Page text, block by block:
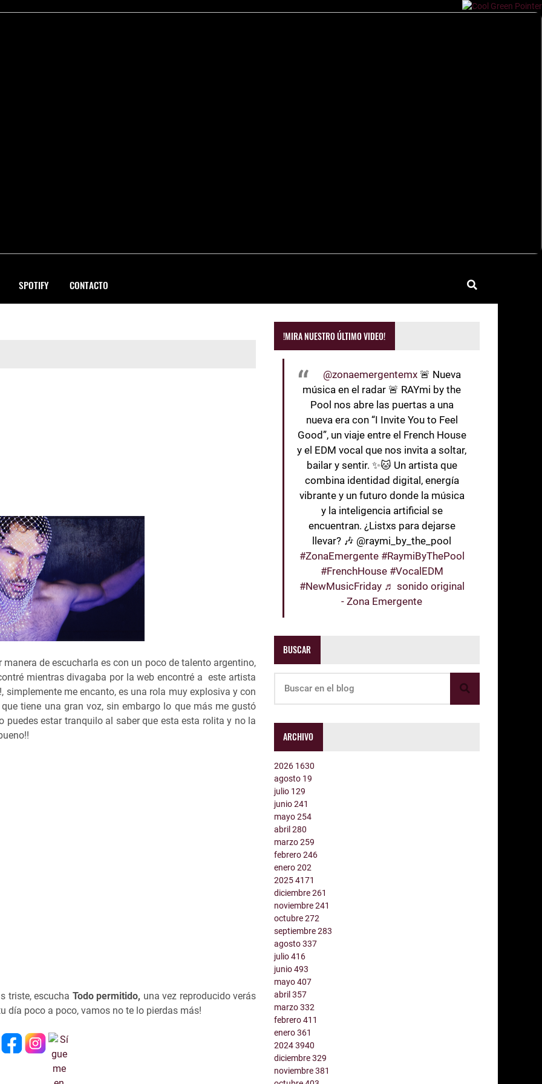
SPOTIFY CONTACTO
de escucharla es con un poco de talento argentino,
mientras divagaba por la web encontré a este artista
me encanto, es una rola muy explosiva y con
tiene una gran voz, sin embargo lo que más me gustó
puedes estar tranquilo al saber que esta esta rolita y no la
triste, escucha Todo permitido, una vez reproducido verás
día poco a poco, vamos no te lo pierdas más!
!MIRA NUESTRO ÚLTIMO VIDEO!
@zonaemergentemx 🚨 Nueva
música en el radar 🚨 RAYmi by the
Pool nos abre las puertas a una
nueva era con “I Invite You to Feel
Good”, un viaje entre el French House
y el EDM vocal que nos invita a soltar,
bailar y sentir. ✨🐱 Un artista que
combina identidad digital, energía
vibrante y un futuro donde la música
y la inteligencia artificial se
encuentran. ¿Listxs para dejarse
llevar? 🎶 @raymi_by_the_pool
#ZonaEmergente #RaymiByThePool
#FrenchHouse #VocalEDM
#NewMusicFriday ♬ sonido original
- Zona Emergente
BUSCAR
ARCHIVO
2026 1630
agosto 19
julio 129
junio241
mayo254
abril280
marzo259
febrero246
enero202
20254171
diciembre261
noviembre241
octubre272
septiembre283
agosto337
julio416
junio493
mayo407
abril357
marzo332
febrero411
enero361
20243940
diciembre329
noviembre381